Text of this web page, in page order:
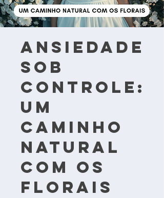
ANSIEDADE
SOB
CONTROLE:
Um
Caminho
Natural
com os
Florais